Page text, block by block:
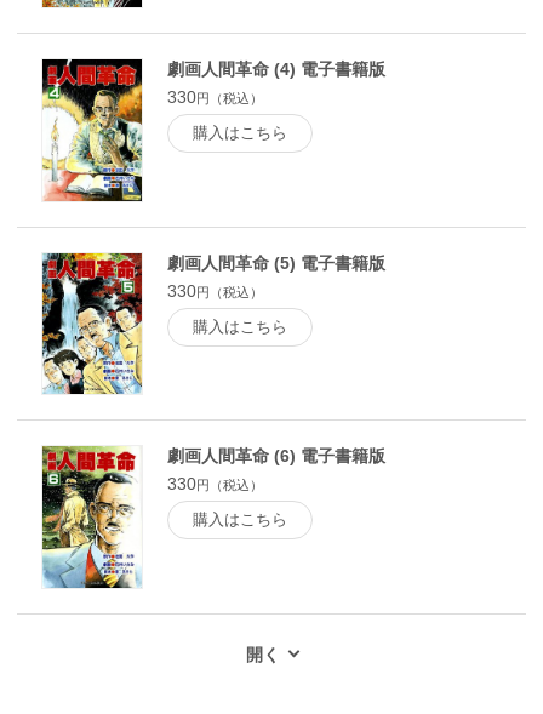
劇画人間革命 (4) 電子書籍版
330円（税込）
購入はこちら
劇画人間革命 (5) 電子書籍版
330円（税込）
購入はこちら
劇画人間革命 (6) 電子書籍版
330円（税込）
購入はこちら